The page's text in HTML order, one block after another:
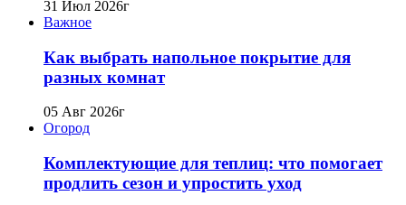
31 Июл 2026г
Важное
Как выбрать напольное покрытие для
разных комнат
05 Авг 2026г
Огород
Комплектующие для теплиц: что помогает
продлить сезон и упростить уход